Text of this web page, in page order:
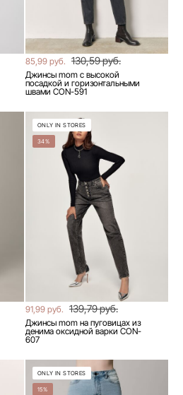
85,99 руб. 130,59 руб.
Джинсы mom с высокой
посадкой и горизонтальными
швами CON-591
ONLY IN STORES
34%
91,99 руб. 139,79 руб.
Джинсы mom на пуговицах из
денима оксидной варки CON-
607
ONLY IN STORES
15%